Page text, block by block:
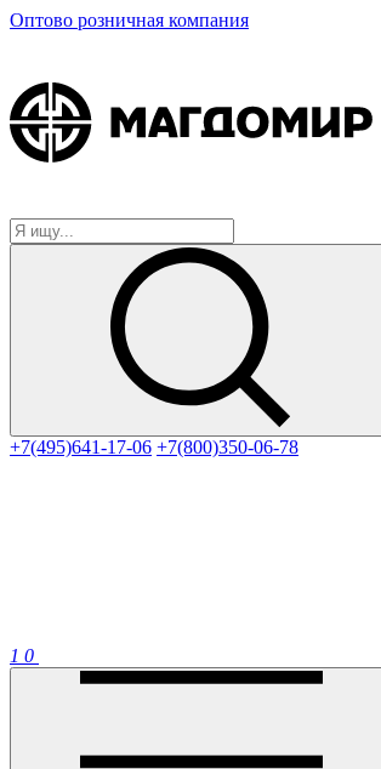
Оптово розничная компания
+7(495)641-17-06 +7(800)350-06-78
1 0